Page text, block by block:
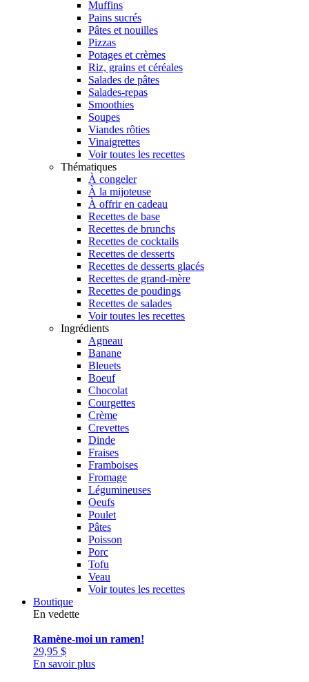
Muffins
Pains sucrés
Pâtes et nouilles
Pizzas
Potages et crèmes
Riz, grains et céréales
Salades de pâtes
Salades-repas
Smoothies
Soupes
Viandes rôties
Vinaigrettes
Voir toutes les recettes
Thématiques
À congeler
À la mijoteuse
À offrir en cadeau
Recettes de base
Recettes de brunchs
Recettes de cocktails
Recettes de desserts
Recettes de desserts glacés
Recettes de grand-mère
Recettes de poudings
Recettes de salades
Voir toutes les recettes
Ingrédients
Agneau
Banane
Bleuets
Boeuf
Chocolat
Courgettes
Crème
Crevettes
Dinde
Fraises
Framboises
Fromage
Légumineuses
Oeufs
Poulet
Pâtes
Poisson
Porc
Tofu
Veau
Voir toutes les recettes
Boutique
En vedette
Ramène-moi un ramen!
29,95 $
En savoir plus